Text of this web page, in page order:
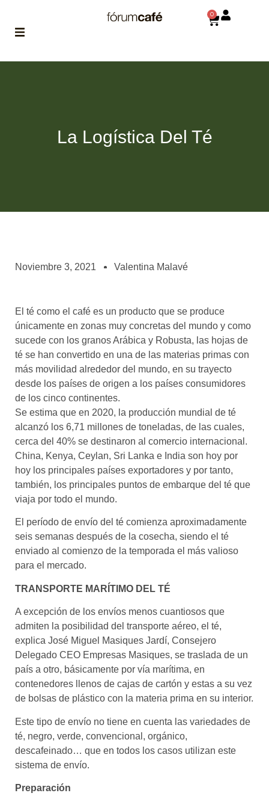
asociados
el café siempre tiene
algo nuevo que
enseñarnos
BOLSA DE TRABAJO
¡te imaginas vivir de tu pasión
por el café?
CONTACTO
¡queremos saber
0
La Logística Del Té
Noviembre 3, 2021 Valentina Malavé
El té como el café es un producto que se produce
únicamente en zonas muy concretas del mundo y como
sucede con los granos Arábica y Robusta, las hojas de
té se han convertido en una de las materias primas con
más movilidad alrededor del mundo, en su trayecto
desde los países de origen a los países consumidores
de los cinco continentes.
Se estima que en 2020, la producción mundial de té
alcanzó los 6,71 millones de toneladas, de las cuales,
cerca del 40% se destinaron al comercio internacional.
China, Kenya, Ceylan, Sri Lanka e India son hoy por
hoy los principales países exportadores y por tanto,
también, los principales puntos de embarque del té que
viaja por todo el mundo.
El período de envío del té comienza aproximadamente
seis semanas después de la cosecha, siendo el té
enviado al comienzo de la temporada el más valioso
para el mercado.
TRANSPORTE MARÍTIMO DEL TÉ
A excepción de los envíos menos cuantiosos que
admiten la posibilidad del transporte aéreo, el té,
explica José Miguel Masiques Jardí, Consejero
Delegado CEO Empresas Masiques, se traslada de un
país a otro, básicamente por vía marítima, en
contenedores llenos de cajas de cartón y estas a su vez
de bolsas de plástico con la materia prima en su interior.
Este tipo de envío no tiene en cuenta las variedades de
té, negro, verde, convencional, orgánico,
descafeinado… que en todos los casos utilizan este
sistema de envío.
Preparación